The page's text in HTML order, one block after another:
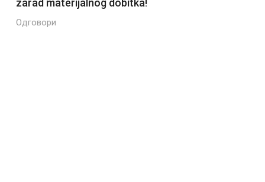
zarad materijalnog dobitka!
Одговори